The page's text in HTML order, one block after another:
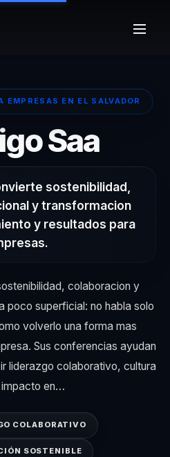
EMPRESAS EN EL SALVADOR
Saa–
sostenibilidad,
y transformacion
y resultados para
colaboracion y
poco superficial: no habla solo
volverlo una forma mas
Sus conferencias ayudan
liderazgo colaborativo, cultura
en…
COLABORATIVO
SOSTENIBLE